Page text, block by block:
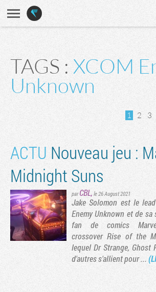
TAGS : XCOM
Unknown
1 2 3
page
ACTU Nouveau jeu :
Midnight Suns
parCBL, le 26 August 2021
Jake Solomon est le
Enemy Unknown et de
fan de comics
crossover Rise of the
lequel Dr Strange, Ghost
d'autres s'allient pour ...